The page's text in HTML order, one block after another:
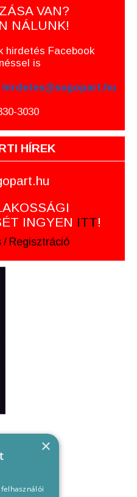
VAN?
NÁLUNK!
hirdetés Facebook
is
hirdetes@sugopart.hu
3030
HÍREK
INGYEN ITT!
/ Regisztráció
×